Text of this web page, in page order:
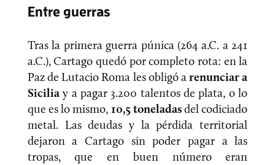
Entre guerras
Tras la primera guerra púnica (264 a.C. a 241
a.C.), Cartago quedó por completo rota: en la
Paz de Lutacio Roma les obligó arenunciar a
Siciliay a pagar 3.200 talentos de plata, o lo
que es lo mismo, 10,5 toneladasdel codiciado
metal. Las deudas y la pérdida territorial
dejaron a Cartago sin poder pagar a las
tropas, que en buen número eran